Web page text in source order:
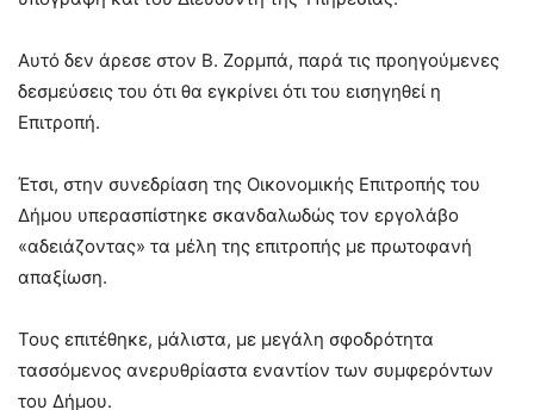
Αυτό δεν άρεσε στον Β. Ζορμπά, παρά τις προηγούμενες
δεσμεύσεις του ότι θα εγκρίνει ότι του εισηγηθεί η
Επιτροπή.
Έτσι, στην συνεδρίαση της Οικονομικής Επιτροπής του
Δήμου υπερασπίστηκε σκανδαλωδώς τον εργολάβο
«αδειάζοντας» τα μέλη της επιτροπής με πρωτοφανή
απαξίωση.
Τους επιτέθηκε, μάλιστα, με μεγάλη σφοδρότητα
τασσόμενος ανερυθρίαστα εναντίον των συμφερόντων
του Δήμου.